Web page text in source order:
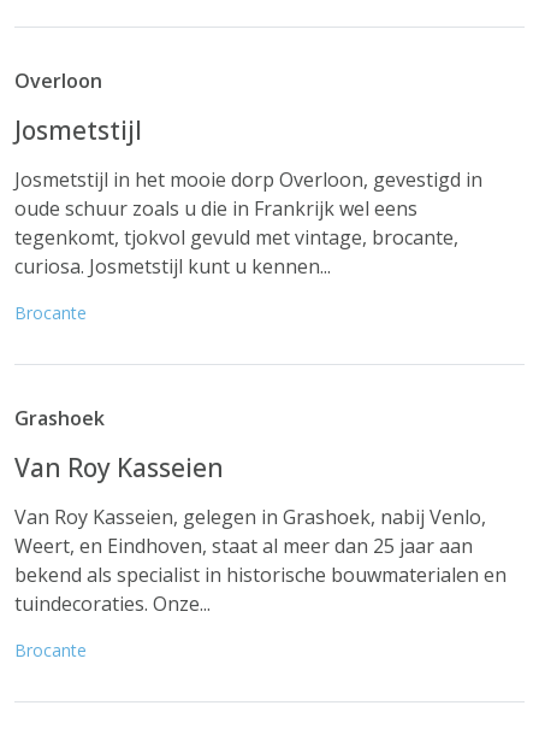
Overloon
Josmetstijl
Josmetstijl in het mooie dorp Overloon, gevestigd in
oude schuur zoals u die in Frankrijk wel eens
tegenkomt, tjokvol gevuld met vintage, brocante,
curiosa. Josmetstijl kunt u kennen...
Brocante
Grashoek
Van Roy Kasseien
Van Roy Kasseien, gelegen in Grashoek, nabij Venlo,
Weert, en Eindhoven, staat al meer dan 25 jaar aan
bekend als specialist in historische bouwmaterialen en
tuindecoraties. Onze...
Brocante